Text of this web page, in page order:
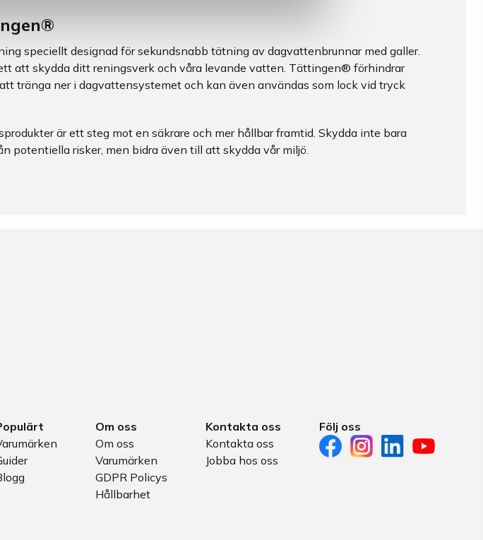
speciellt designad för sekundsnabb tätning av dagvattenbrunnar med galler.
att skydda ditt reningsverk och våra levande vatten. Tättingen® förhindrar
tränga ner i dagvattensystemet och kan även användas som lock vid tryck
är ett steg mot en säkrare och mer hållbar framtid. Skydda inte bara
potentiella risker, men bidra även till att skydda vår miljö.
Om oss
Om oss
Varumärken
GDPR Policys
Hållbarhet
Kontakta oss
Kontakta oss
Jobba hos oss
Följ oss